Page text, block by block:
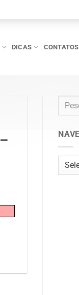
DICAS CONTATOS
por